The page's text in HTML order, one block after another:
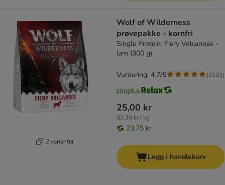
2 varianter
Wolf of Wilderness
prøvepakke - kornfri
Single Protein: Fiery Volcanoes -
lam (300 g)
25,00 kr
83,30 kr / kg
23,75 kr
Vurdering: 4.7/5 (2192)
Legg i handlekurv